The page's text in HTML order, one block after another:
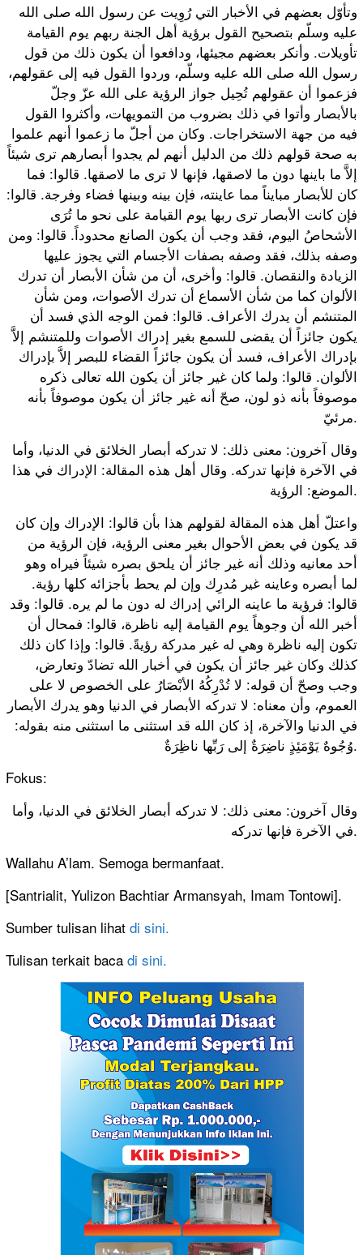
وتأوّل بعضهم في الأخبار التي رُوِيت عن رسول الله صلى الله
عليه وسلّم بتصحيح القول برؤية أهل الجنة ربهم يوم القيامة
تأويلات. وأنكر بعضهم مجيئها، ودافعوا أن يكون ذلك من قول
رسول الله صلى الله عليه وسلّم، وردوا القول فيه إلى عقولهم،
فزعموا أن عقولهم تُحِيل جواز الرؤية على الله عزّ وجلّ
بالأبصار وأتوا في ذلك بضروب من التمويهات، وأكثروا القول
فيه من جهة الاستخراجات. وكان من أجلّ ما زعموا أنهم علموا
به صحة قولهم ذلك من الدليل أنهم لم يجدوا أبصارهم ترى شيئاً
إلاَّ ما باينها دون ما لاصقها، فإنها لا ترى ما لاصقها. قالوا: فما
كان للأبصار مبايناً مما عاينته، فإن بينه وبينها فضاء وفرجة. قالوا:
فإن كانت الأبصار ترى ربها يوم القيامة على نحو ما تُرَى
الأشحاصُ اليوم، فقد وجب أن يكون الصانع محدوداً. قالوا: ومن
وصفه بذلك، فقد وصفه بصفات الأجسام التي يجوز عليها
الزيادة والنقصان. قالوا: وأخرى، أن من شأن الأبصار أن تدرك
الألوان كما من شأن الأسماع أن تدرك الأصوات، ومن شأن
المتنشم أن يدرك الأعراف. قالوا: فمن الوجه الذي فسد أن
يكون جائزاً أن يقضى للسمع بغير إدراك الأصوات وللمتنشم إلاَّ
بإدراك الأعراف، فسد أن يكون جائزاً القضاء للبصر إلاَّ بإدراك
الألوان. قالوا: ولما كان غير جائز أن يكون الله تعالى ذكره
موصوفاً بأنه ذو لون، صحّ أنه غير جائز أن يكون موصوفاً بأنه
مرئيّ.
وقال آخرون: معنى ذلك: لا تدركه أبصار الخلائق في الدنيا، وأما
في الآخرة فإنها تدركه. وقال أهل هذه المقالة: الإدراك في هذا
الموضع: الرؤية.
واعتلّ أهل هذه المقالة لقولهم هذا بأن قالوا: الإدراك وإن كان
قد يكون في بعض الأحوال بغير معنى الرؤية، فإن الرؤية من
أحد معانيه وذلك أنه غير جائز أن يلحق بصره شيئاً فيراه وهو
لما أبصره وعاينه غير مُدرِك وإن لم يحط بأجزائه كلها رؤية.
قالوا: فرؤية ما عاينه الرائي إدراك له دون ما لم يره. قالوا: وقد
أخبر الله أن وجوهاً يوم القيامة إليه ناظرة، قالوا: فمحال أن
تكون إليه ناظرة وهي له غير مدركة رؤيةً. قالوا: وإذا كان ذلك
كذلك وكان غير جائز أن يكون في أخبار الله تضادّ وتعارض،
وجب وصحّ أن قوله: لا تُدْرِكُهُ الأبْصَارُ على الخصوص لا على
العموم، وأن معناه: لا تدركه الأبصار في الدنيا وهو يدرك الأبصار
في الدنيا والآخرة، إذ كان الله قد استثنى ما استثنى منه بقوله:
وُجُوهٌ يَوْمَئِذٍ ناضِرَةٌ إلى رَبِّها ناظِرَةٌ.
Fokus:
وقال آخرون: معنى ذلك: لا تدركه أبصار الخلائق في الدنيا، وأما
في الآخرة فإنها تدركه.
Wallahu A’lam. Semoga bermanfaat.
[Santrialit, Yulizon Bachtiar Armansyah, Imam Tontowi].
Sumber tulisan lihat di sini.
Tulisan terkait baca di sini.